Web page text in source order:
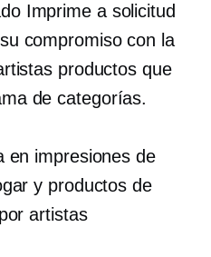
Imprime a solicitud
compromiso con la
productos que
de categorías.
en impresiones de
y productos de
artistas